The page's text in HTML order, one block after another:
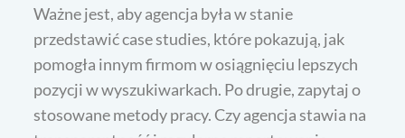
Ważne jest, aby agencja była w stanie
przedstawić case studies, które pokazują, jak
pomogła innym firmom w osiągnięciu lepszych
pozycji w wyszukiwarkach. Po drugie, zapytaj o
stosowane metody pracy. Czy agencja stawia na